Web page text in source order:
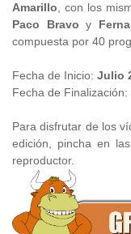
Amarillo , con los
Paco Bravo y
compuesta por 40
Fecha de Inicio: Julio
Fecha de Finalización:
Para disfrutar de los
edición, pincha en
reproductor.